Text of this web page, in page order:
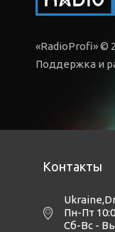
«RadioProfi» ©
Поддержка и
Контакты
Пн-Пт
Сб-Вс -